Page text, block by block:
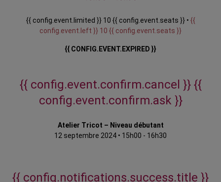
{{ config.event.limited }} 10 {{ config.event.seats }} • {{
config.event.left }} 10 {{ config.event.seats }}
{{ CONFIG.EVENT.EXPIRED }}
{{ config.event.confirm.cancel }} {{
config.event.confirm.ask }}
Atelier Tricot – Niveau débutant
12 septembre 2024 • 15h00 - 16h30
{{ config.notifications.success.title }}